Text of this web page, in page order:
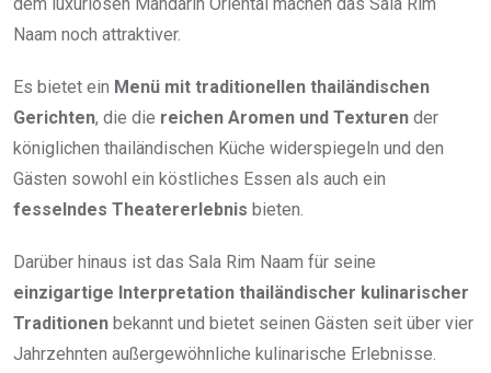
Naam noch attraktiver.
Es bietet ein Menü mit traditionellen thailändischen
Gerichten, die die reichen Aromen und Texturen der
königlichen thailändischen Küche widerspiegeln und den
Gästen sowohl ein köstliches Essen als auch ein
fesselndes Theatererlebnis bieten.
Darüber hinaus ist das Sala Rim Naam für seine
einzigartige Interpretation thailändischer kulinarischer
Traditionen bekannt und bietet seinen Gästen seit über vier
Jahrzehnten außergewöhnliche kulinarische Erlebnisse.